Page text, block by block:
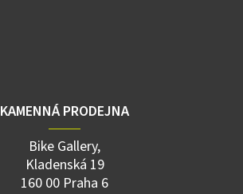
KAMENNÁ PRODEJNA
Bike Gallery,
Kladenská 19
160 00 Praha 6